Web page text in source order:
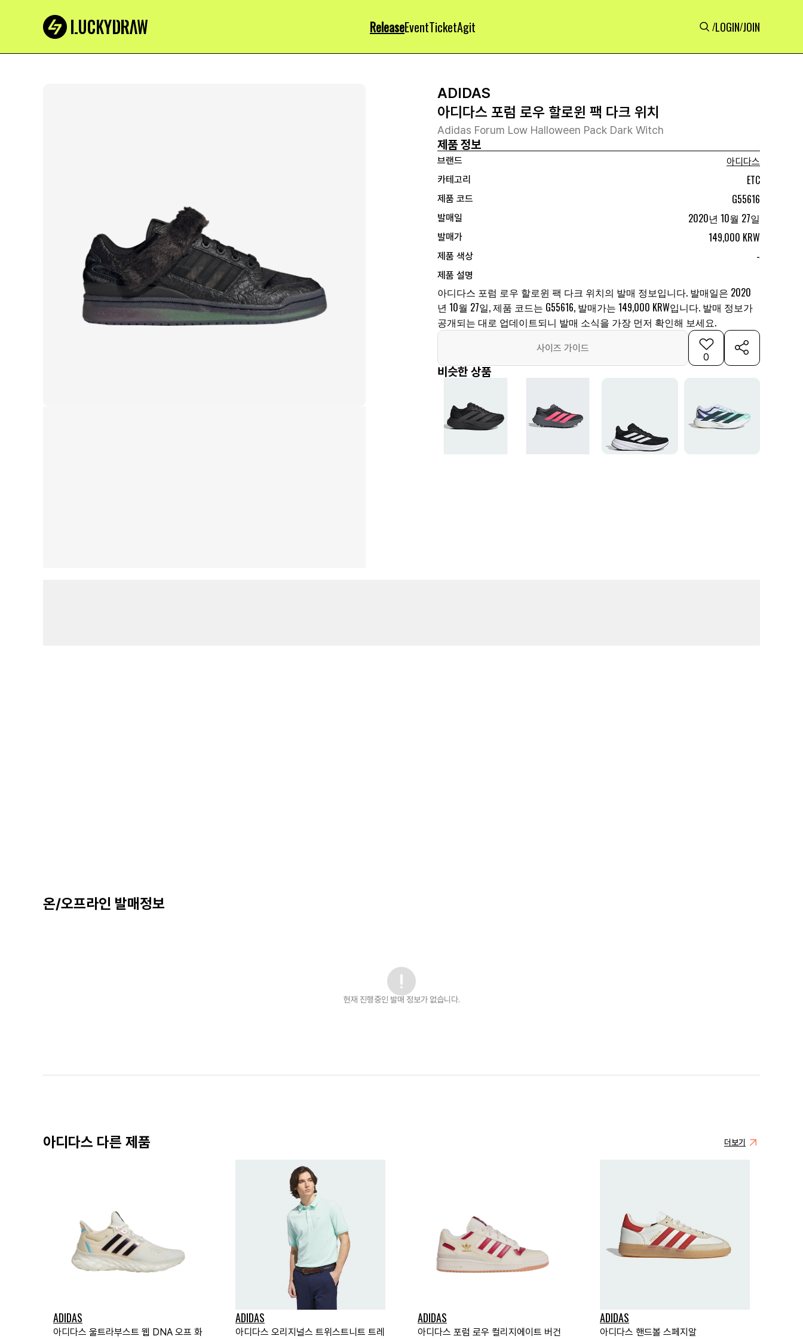
ReleaseEventTicketAgit /LOGIN/JOIN
ADIDAS
아디다스 포럼 로우 할로윈 팩 다크 위치
Adidas Forum Low Halloween Pack Dark Witch
제품 정보
브랜드
아디다스
카테고리
ETC
제품 코드 G55616
발매일 2020년 10월 27일
발매가 149,000 KRW
제품 색상 -
제품 설명
아디다스 포럼 로우 할로윈 팩 다크 위치의 발매 정보입니다. 발매일은 2020
년 10월 27일, 제품 코드는 G55616, 발매가는 149,000 KRW입니다. 발매 정보가
공개되는 대로 업데이트되니 발매 소식을 가장 먼저 확인해 보세요.
사이즈 가이드
0
비슷한 상품
온/오프라인 발매정보
현재 진행중인 발매 정보가 없습니다.
아디다스 다른 제품 더보기
ADIDAS
아디다스 울트라부스트 웹 DNA 오프 화
ADIDAS
아디다스 오리지널스 트위스트니트 트레
ADIDAS
아디다스 포럼 로우 컬리지에이트 버건
ADIDAS
아디다스 핸드볼 스페지알